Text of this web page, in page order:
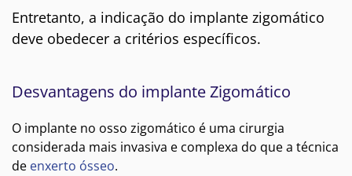
Entretanto, a indicação do implante zigomático
deve obedecer a critérios específicos.
Desvantagens do implante Zigomático
O implante no osso zigomático é uma cirurgia
considerada mais invasiva e complexa do que a técnica
de enxerto ósseo.